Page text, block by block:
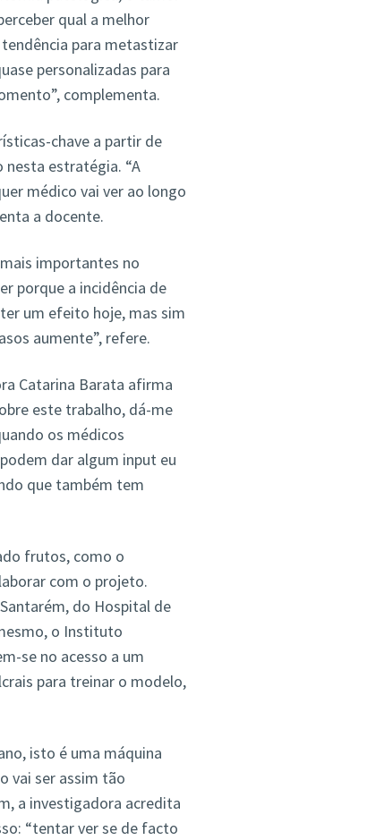
qual a melhor
para metastizar
personalizadas para
complementa.
chave a partir de
nesta estratégia. “A
médico vai ver ao longo
a docente.
importantes no
porque a incidência de
um efeito hoje, mas sim
aumente”, refere.
Catarina Barata afirma
este trabalho, dá-me
os médicos
dar algum input eu
que também tem
frutos, como o
com o projeto.
do Hospital de
o Instituto
se no acesso a um
para treinar o modelo,
isto é uma máquina
vai ser assim tão
a investigadora acredita
“tentar ver se de facto